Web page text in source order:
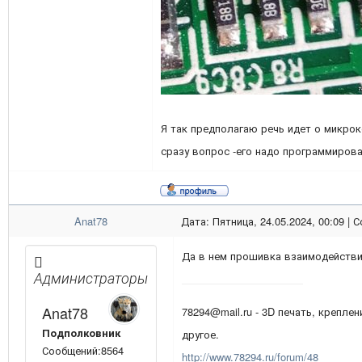
Я так предполагаю речь идет о
сразу вопрос -его надо
Anat78 Дата: Пятница, 24.05.2024, 00:09 |
Администраторы
Anat78
Подполковник
Сообщений:8564
Да в нем прошивка
78294@mail.ru - 3D печать,
другое.
http://www.78294.ru/forum/48